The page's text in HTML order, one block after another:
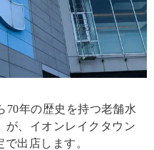
70年の歴史を持つ老舗水
が、イオンレイクタウン
出店します。